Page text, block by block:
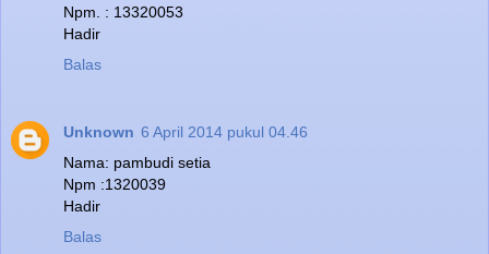
Npm. : 13320053
Hadir
Balas
Unknown 6 April 2014 pukul 04.46
Nama: pambudi setia
Npm :1320039
Hadir
Balas